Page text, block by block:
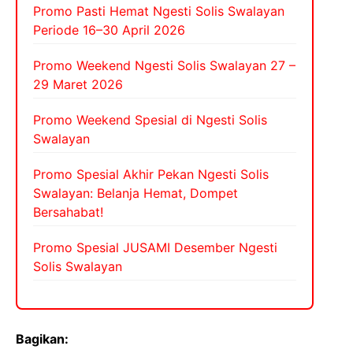
p
p
o
o
k
m h
at
Promo Pasti Hemat Ngesti Solis Swalayan
Periode 16–30 April 2026
Promo Weekend Ngesti Solis Swalayan 27 –
29 Maret 2026
Promo Weekend Spesial di Ngesti Solis
Swalayan
Promo Spesial Akhir Pekan Ngesti Solis
Swalayan: Belanja Hemat, Dompet
Bersahabat!
Promo Spesial JUSAMI Desember Ngesti
Solis Swalayan
Bagikan: